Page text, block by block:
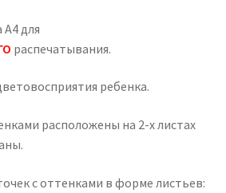
А4 для
распечатывания.
ребенка.
расположены на 2-х листах
с оттенками в форме листьев: